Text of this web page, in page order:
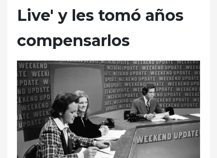
Live' y les tomó años
compensarlos